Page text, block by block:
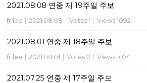
2021.08.08 연중 제 19주일 주보
fr.lee | 2021.08.08 | Votes 1 | Views 1092
2021.08.01 연중 제 18주일 주보
fr.lee | 2021.08.01 | Votes 0 | Views 1074
2021.07.25 연중 제 17주일 주보